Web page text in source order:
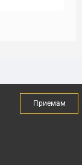
Приемам